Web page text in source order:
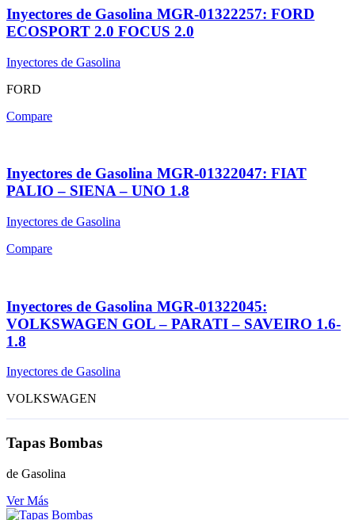
Inyectores de Gasolina MGR-01322257: FORD
ECOSPORT 2.0 FOCUS 2.0
Inyectores de Gasolina
FORD
Compare
Inyectores de Gasolina MGR-01322047: FIAT
PALIO – SIENA – UNO 1.8
Inyectores de Gasolina
Compare
Inyectores de Gasolina MGR-01322045:
VOLKSWAGEN GOL – PARATI – SAVEIRO 1.6-
1.8
Inyectores de Gasolina
VOLKSWAGEN
Tapas Bombas
de Gasolina
Ver Más